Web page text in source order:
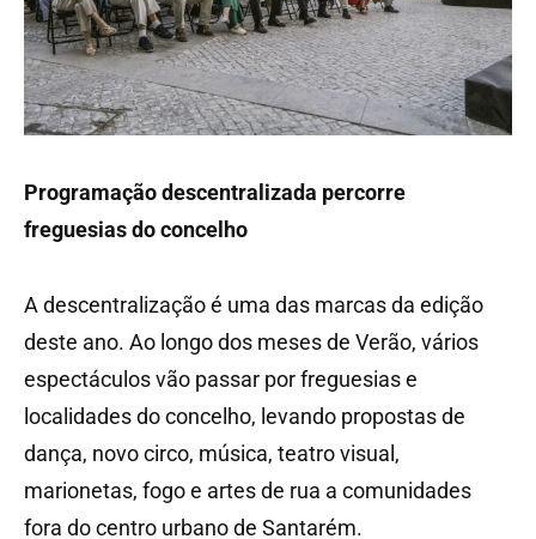
Programação descentralizada percorre
freguesias do concelho
A descentralização é uma das marcas da edição
deste ano. Ao longo dos meses de Verão, vários
espectáculos vão passar por freguesias e
localidades do concelho, levando propostas de
dança, novo circo, música, teatro visual,
marionetas, fogo e artes de rua a comunidades
fora do centro urbano de Santarém.